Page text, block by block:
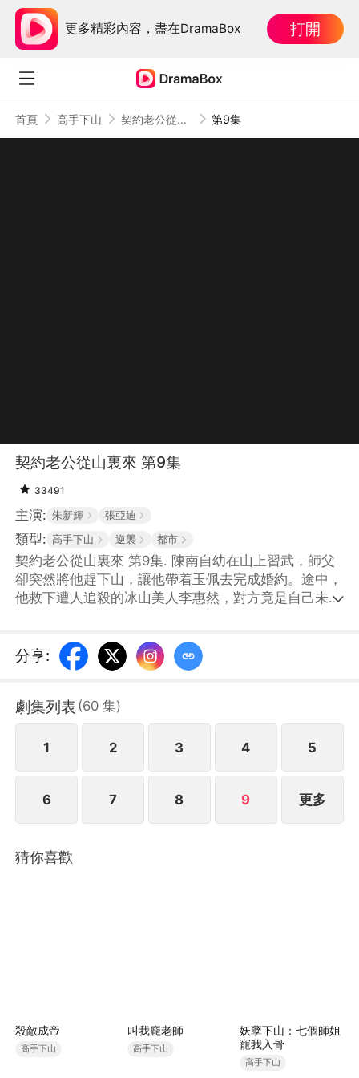
更多精彩內容，盡在DramaBox 打開
首頁 高手下山 契約老公從山裏來 第9集
契約老公從山裏來 第9集
33491
主演: 朱新輝 張亞迪
類型: 高手下山 逆襲 都市
契約老公從山裏來 第9集. 陳南自幼在山上習武，師父
卻突然將他趕下山，讓他帶着玉佩去完成婚約。途中，
他救下遭人追殺的冰山美人李惠然，對方竟是自己未婚
交代的任務，李惠然則想借婚事獲得爺爺重視，挽救自
家公司，約定做契約夫妻、互不干涉。可隨着陳南屢次
起這個山裏來的男人。
分享:
劇集列表 (60 集)
1 2 3 4 5
6 7 8 9 更多
猜你喜歡
殺敵成帝
高手下山
叫我龐老師
高手下山
妖孽下山：七個師姐
寵我入骨
高手下山